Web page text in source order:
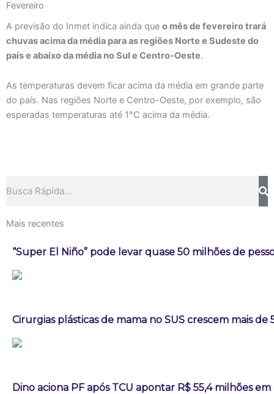
Fevereiro
A previsão do Inmet indica ainda que o mês de fevereiro trará
chuvas acima da média para as regiões Norte e Sudeste do
país e abaixo da média no Sul e Centro-Oeste.
As temperaturas devem ficar acima da média em grande parte
do país. Nas regiões Norte e Centro-Oeste, por exemplo, são
esperadas temperaturas até 1°C acima da média.
Mais recentes
“Super El Niño” pode levar quase 50 milhões de
Cirurgias plásticas de mama no SUS crescem mais de
Dino aciona PF após TCU apontar R$ 55,4 milhões